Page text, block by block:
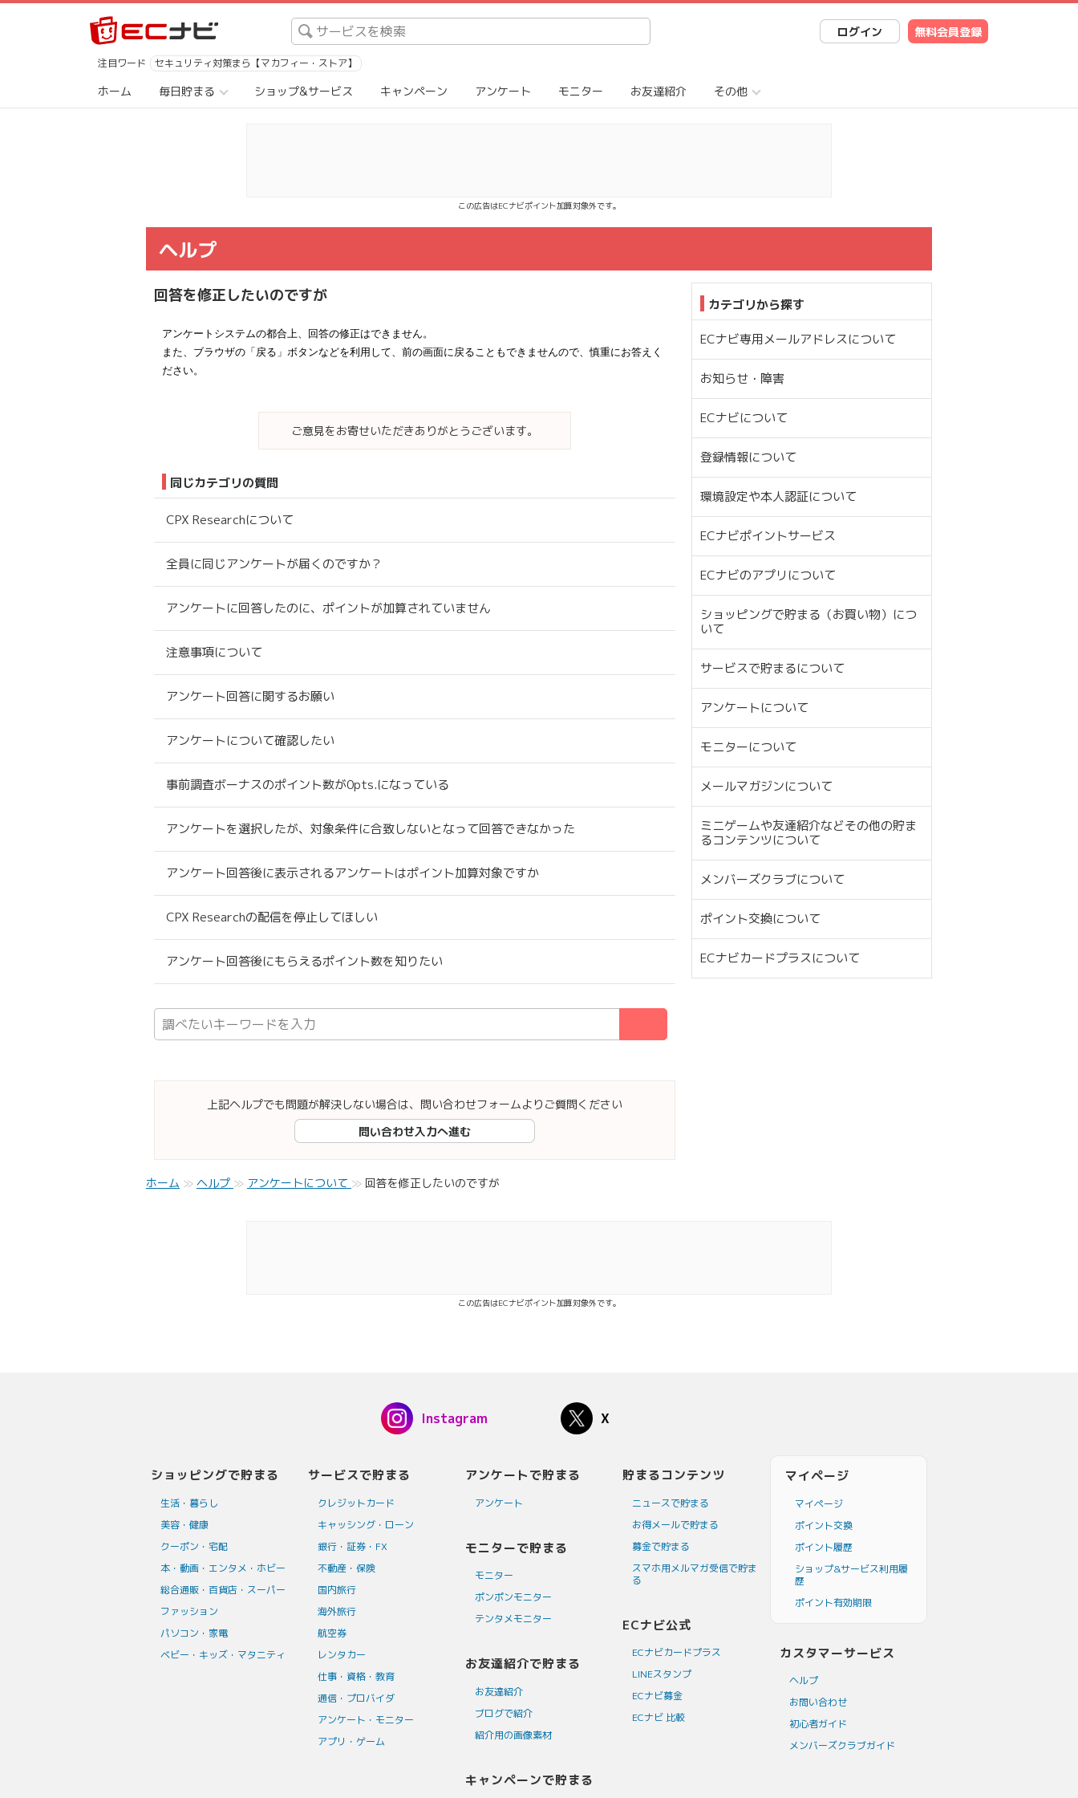
ログイン 無料会員登録
注目ワード セキュリティ対策まら【マカフィー・ストア】
ホーム 毎日貯まる ショップ&サービス キャンペーン アンケート モニター お友達紹介 その他
この広告はECナビポイント加算対象外です。
ヘルプ
回答を修正したいのですが
アンケートシステムの都合上、回答の修正はできません。
また、ブラウザの「戻る」ボタンなどを利用して、前の画面に戻ることもできませんので、慎重にお答えく
ださい。
ご意見をお寄せいただきありがとうございます。
同じカテゴリの質問
CPX Researchについて
全員に同じアンケートが届くのですか？
アンケートに回答したのに、ポイントが加算されていません
注意事項について
アンケート回答に関するお願い
アンケートについて確認したい
事前調査ボーナスのポイント数が0pts.になっている
アンケートを選択したが、対象条件に合致しないとなって回答できなかった
アンケート回答後に表示されるアンケートはポイント加算対象ですか
CPX Researchの配信を停止してほしい
アンケート回答後にもらえるポイント数を知りたい
上記ヘルプでも問題が解決しない場合は、問い合わせフォームよりご質問ください
問い合わせ入力へ進む
カテゴリから探す
ECナビ専用メールアドレスについて
お知らせ・障害
ECナビについて
登録情報について
環境設定や本人認証について
ECナビポイントサービス
ECナビのアプリについて
ショッピングで貯まる（お買い物）につ
いて
サービスで貯まるについて
アンケートについて
モニターについて
メールマガジンについて
ミニゲームや友達紹介などその他の貯ま
るコンテンツについて
メンバーズクラブについて
ポイント交換について
ECナビカードプラスについて
ホーム ヘルプ アンケートについて 回答を修正したいのですが
この広告はECナビポイント加算対象外です。
Instagram X
ショッピングで貯まる
生活・暮らし
美容・健康
クーポン・宅配
本・動画・エンタメ・ホビー
総合通販・百貨店・スーパー
ファッション
パソコン・家電
ベビー・キッズ・マタニティ
サービスで貯まる
クレジットカード
キャッシング・ローン
銀行・証券・FX
不動産・保険
国内旅行
海外旅行
航空券
レンタカー
仕事・資格・教育
通信・プロバイダ
アンケート・モニター
アプリ・ゲーム
アンケートで貯まる
アンケート
モニターで貯まる
モニター
ポンポンモニター
テンタメモニター
お友達紹介で貯まる
お友達紹介
ブログで紹介
紹介用の画像素材
キャンペーンで貯まる
貯まるコンテンツ
ニュースで貯まる
お得メールで貯まる
募金で貯まる
スマホ用メルマガ受信で貯ま
る
ECナビ公式
ECナビカードプラス
LINEスタンプ
ECナビ募金
ECナビ 比較
マイページ
マイページ
ポイント交換
ポイント履歴
ショップ&サービス利用履
歴
ポイント有効期限
カスタマーサービス
ヘルプ
お問い合わせ
初心者ガイド
メンバーズクラブガイド